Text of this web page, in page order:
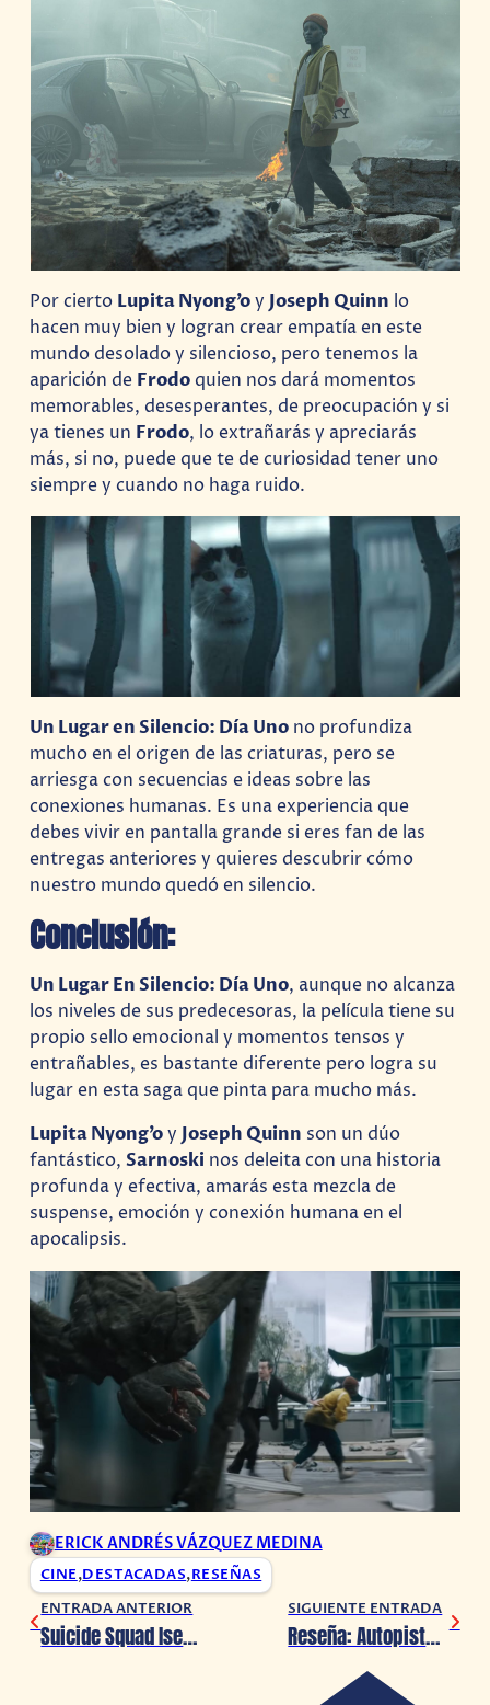
Por cierto Lupita Nyong’oy Joseph Quinn lo
hacen muy bien y logran crear empatía en este
mundo desolado y silencioso, pero tenemos la
aparición de Frodoquien nos dará momentos
memorables, desesperantes, de preocupación y si
ya tienes un Frodo, lo extrañarás y apreciarás
más, si no, puede que te de curiosidad tener uno
siempre y cuando no haga ruido.
Un Lugar en Silencio: Día Uno no profundiza
mucho en el origen de las criaturas, pero se
arriesga con secuencias e ideas sobre las
conexiones humanas. Es una experiencia que
debes vivir en pantalla grande si eres fan de las
entregas anteriores y quieres descubrir cómo
nuestro mundo quedó en silencio.
Conclusión:
Un Lugar En Silencio: Día Uno, aunque no alcanza
los niveles de sus predecesoras, la película tiene su
propio sello emocional y momentos tensos y
entrañables, es bastante diferente pero logra su
lugar en esta saga que pinta para mucho más.
Lupita Nyong’oy Joseph Quinn son un dúo
fantástico,Sarnoski nos deleita con una historia
profunda y efectiva, amarás esta mezcla de
suspense, emoción y conexión humana en el
apocalipsis.
ERICK ANDRÉS VÁZQUEZ MEDINA
CINE,DESTACADAS,RESEÑAS
ENTRADA ANTERIOR
Suicide Squad Isekai celebra el estreno de la serie con un cosplay oficial de Harley Quinn
SIGUIENTE ENTRADA
Reseña: Autopista Pingüino